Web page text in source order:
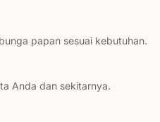
papan sesuai kebutuhan.
Anda dan sekitarnya.